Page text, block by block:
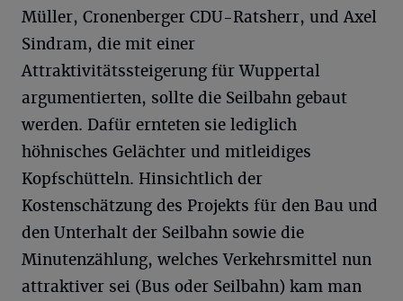
Müller, Cronenberger CDU-Ratsherr, und Axel
Sindram, die mit einer
Attraktivitätssteigerung für Wuppertal
argumentierten, sollte die Seilbahn gebaut
werden. Dafür ernteten sie lediglich
höhnisches Gelächter und mitleidiges
Kopfschütteln. Hinsichtlich der
Kostenschätzung des Projekts für den Bau und
den Unterhalt der Seilbahn sowie die
Minutenzählung, welches Verkehrsmittel nun
attraktiver sei (Bus oder Seilbahn) kam man